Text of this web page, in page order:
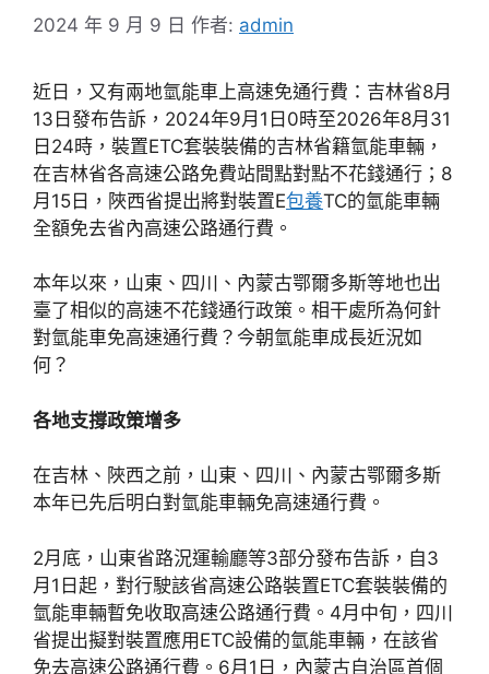
2024 年 9 月 9 日 作者: admin
近日，又有兩地氫能車上高速免通行費：吉林省8月
13日發布告訴，2024年9月1日0時至2026年8月31
日24時，裝置ETC套裝裝備的吉林省籍氫能車輛，
在吉林省各高速公路免費站間點對點不花錢通行；8
月15日，陜西省提出將對裝置E包養TC的氫能車輛
全額免去省內高速公路通行費。
本年以來，山東、四川、內蒙古鄂爾多斯等地也出
臺了相似的高速不花錢通行政策。相干處所為何針
對氫能車免高速通行費？今朝氫能車成長近況如
何？
各地支撐政策增多
在吉林、陜西之前，山東、四川、內蒙古鄂爾多斯
本年已先后明白對氫能車輛免高速通行費。
2月底，山東省路況運輸廳等3部分發布告訴，自3
月1日起，對行駛該省高速公路裝置ETC套裝裝備的
氫能車輛暫免收取高速公路通行費。4月中旬，四川
省提出擬對裝置應用ETC設備的氫能車輛，在該省
免去高速公路通行費。6月1日，內蒙古自治區首個